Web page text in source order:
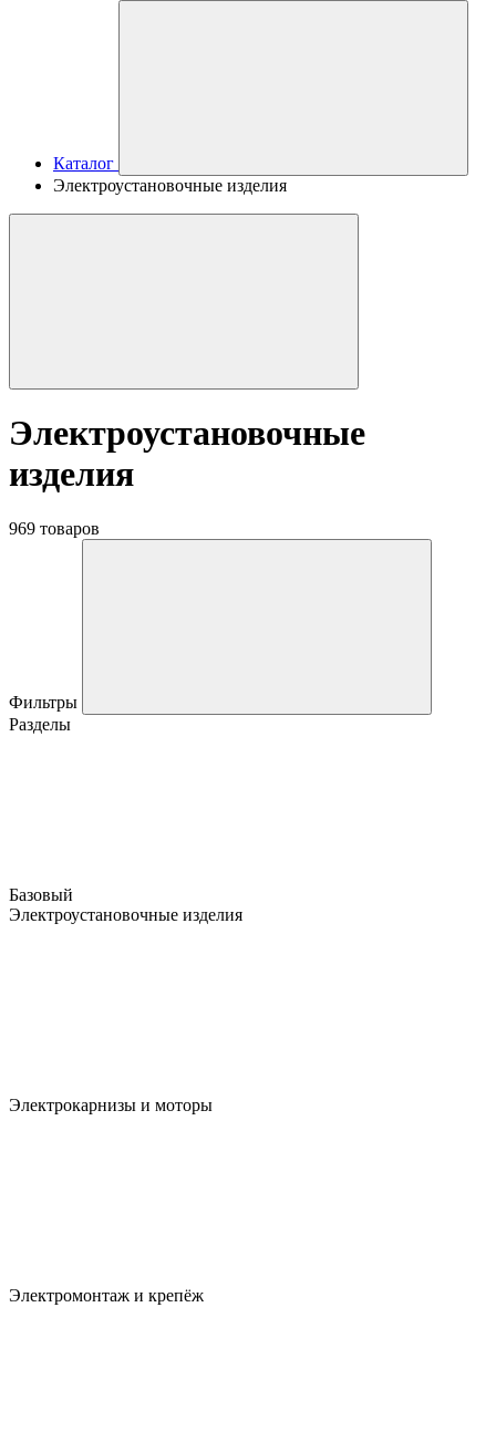
Каталог
Электроустановочные изделия
Электроустановочные
изделия
969 товаров
Фильтры
Разделы
Базовый
Электроустановочные изделия
Электрокарнизы и моторы
Электромонтаж и крепёж